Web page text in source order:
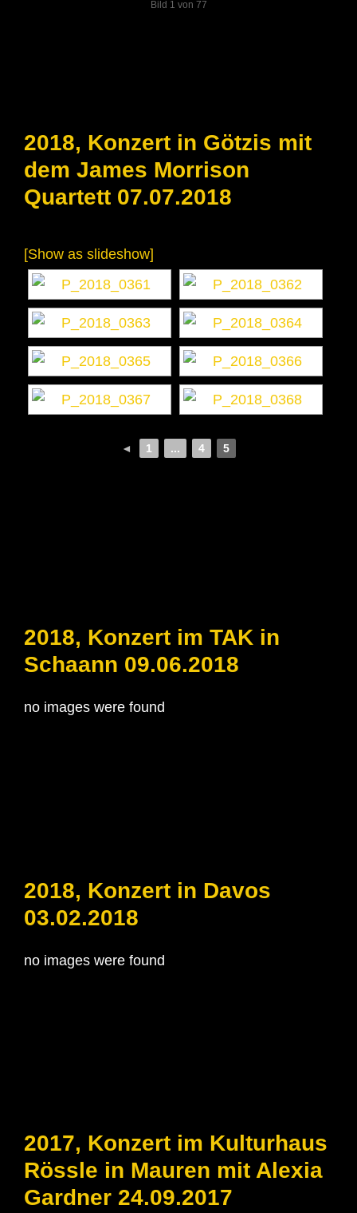
Bild 1 von 77
2018, Konzert in Götzis mit
dem James Morrison
Quartett 07.07.2018
[Show as slideshow]
◄ 1 ... 4 5
2018, Konzert im TAK in
Schaann 09.06.2018
no images were found
2018, Konzert in Davos
03.02.2018
no images were found
2017, Konzert im Kulturhaus
Rössle in Mauren mit Alexia
Gardner 24.09.2017